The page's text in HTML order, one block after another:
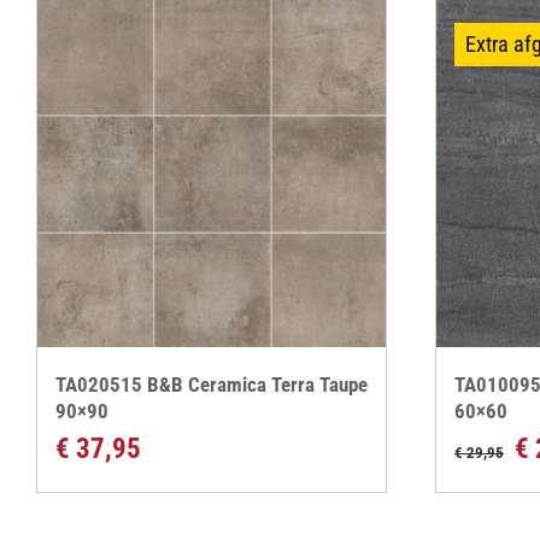
TA020515 B&B Ceramica Terra Taupe
90×90
€ 37,95
Extra
60×60
€29,95 €